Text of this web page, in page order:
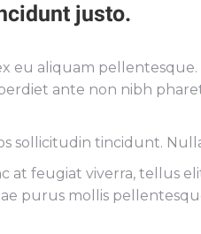
justo.
eu aliquam
ante non nibh
sollicitudin tincidunt.
at feugiat viverra, tellus
purus mollis